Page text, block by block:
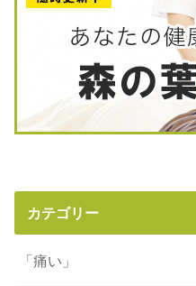
カテゴリー
「痛い」